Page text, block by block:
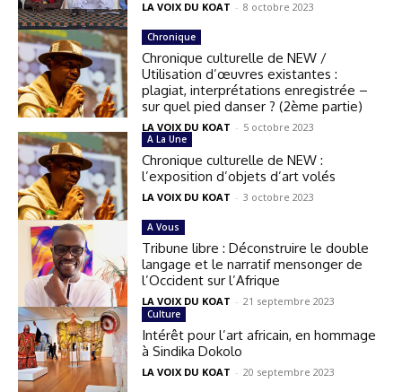
LA VOIX DU KOAT - 8 octobre 2023
Chronique
Chronique culturelle de NEW /
Utilisation d’œuvres existantes :
plagiat, interprétations enregistrée –
sur quel pied danser ? (2ème partie)
LA VOIX DU KOAT - 5 octobre 2023
A La Une
Chronique culturelle de NEW :
l’exposition d’objets d’art volés
LA VOIX DU KOAT - 3 octobre 2023
A Vous
Tribune libre : Déconstruire le double
langage et le narratif mensonger de
l’Occident sur l’Afrique
LA VOIX DU KOAT - 21 septembre 2023
Culture
Intérêt pour l’art africain, en hommage
à Sindika Dokolo
LA VOIX DU KOAT - 20 septembre 2023